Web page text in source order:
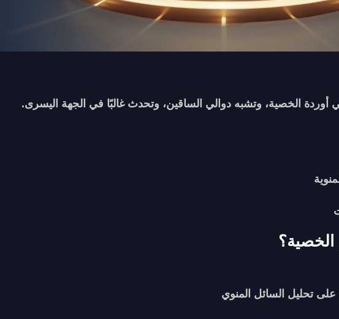
الخصية، وتشبه دوالي الساقين، وتحدث غالبًا في الجهة اليسرى.
الخصية؟
تحليل السائل المنوي